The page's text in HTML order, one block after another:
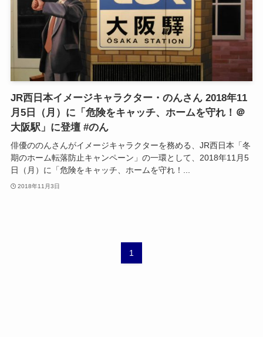
JR西日本イメージキャラクター・のんさん 2018年11
月5日（月）に「危険をキャッチ、ホームを守れ！＠
大阪駅」に登壇 #のん
俳優ののんさんがイメージキャラクターを務める、JR西日本「冬
期のホーム転落防止キャンペーン」の一環として、2018年11月5
日（月）に「危険をキャッチ、ホームを守れ！...
2018年11月3日
1